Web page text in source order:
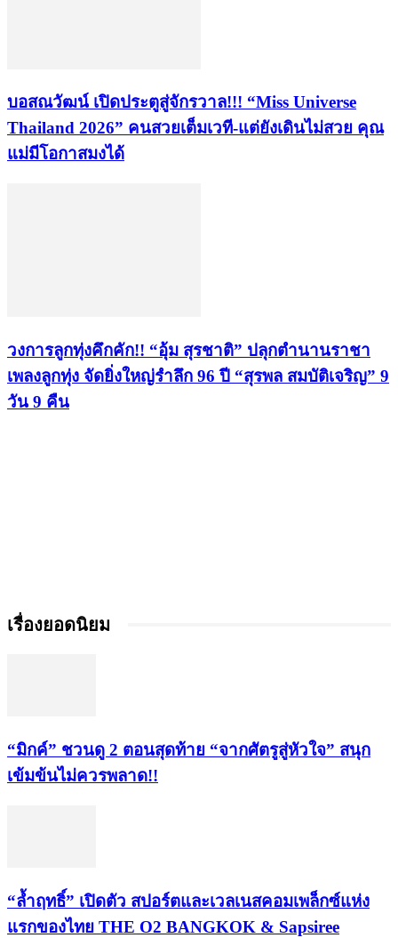
บอสณวัฒน์ เปิดประตูสู่จักรวาล!!! “Miss Universe
Thailand 2026” คนสวยเต็มเวที-แต่ยังเดินไม่สวย คุณ
แม่มีโอกาสมงได้
วงการลูกทุ่งคึกคัก!! “อุ้ม สุรชาติ” ปลุกตำนานราชา
เพลงลูกทุ่ง จัดยิ่งใหญ่รำลึก 96 ปี “สุรพล สมบัติเจริญ” 9
วัน 9 คืน
เรื่องยอดนิยม
“มิกค์” ชวนดู 2 ตอนสุดท้าย “จากศัตรูสู่หัวใจ” สนุก
เข้มข้นไม่ควรพลาด!!
“ล้ำฤทธิ์” เปิดตัว สปอร์ตและเวลเนสคอมเพล็กซ์แห่ง
แรกของไทย THE O2 BANGKOK & Sapsiree